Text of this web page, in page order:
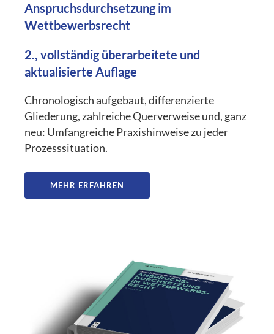
Anspruchsdurchsetzung im
Wettbewerbsrecht
2., vollständig überarbeitete und
aktualisierte Auflage
Chronologisch aufgebaut, differenzierte
Gliederung, zahlreiche Querverweise und, ganz
neu: Umfangreiche Praxishinweise zu jeder
Prozesssituation.
MEHR ERFAHREN